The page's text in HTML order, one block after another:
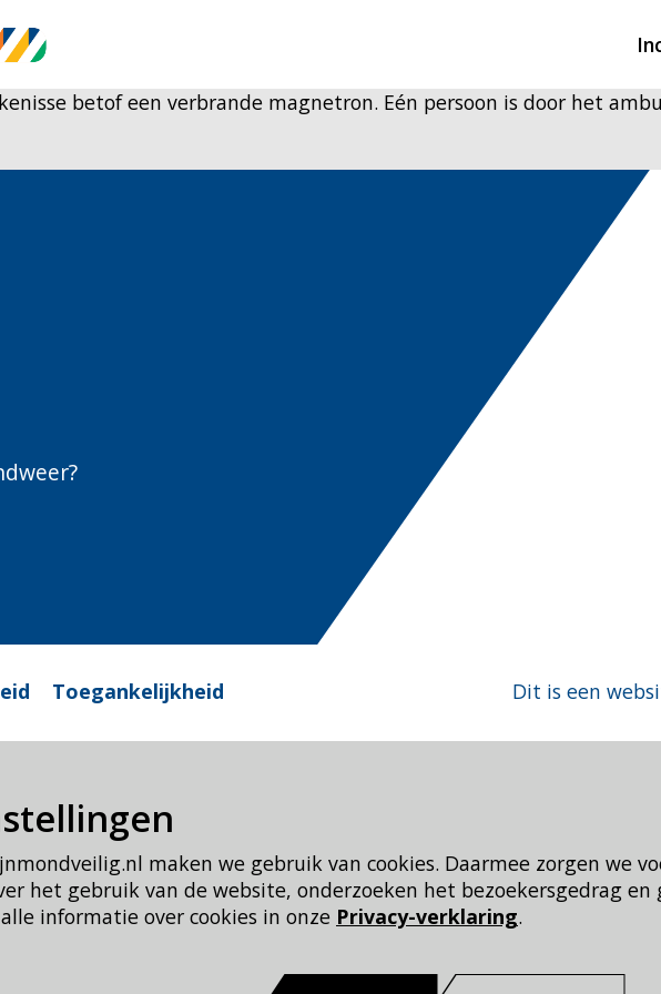
maken we gebruik van cookies. Daarmee zorgen we
het gebruik van de website, onderzoeken het bezoekersgedrag
informatie over cookies in onze Privacy-verklaring.
Hulpdiensten
CIN-meldingen
betof een verbrande magnetron. Eén persoon is door het
Toegankelijkheid Dit is een